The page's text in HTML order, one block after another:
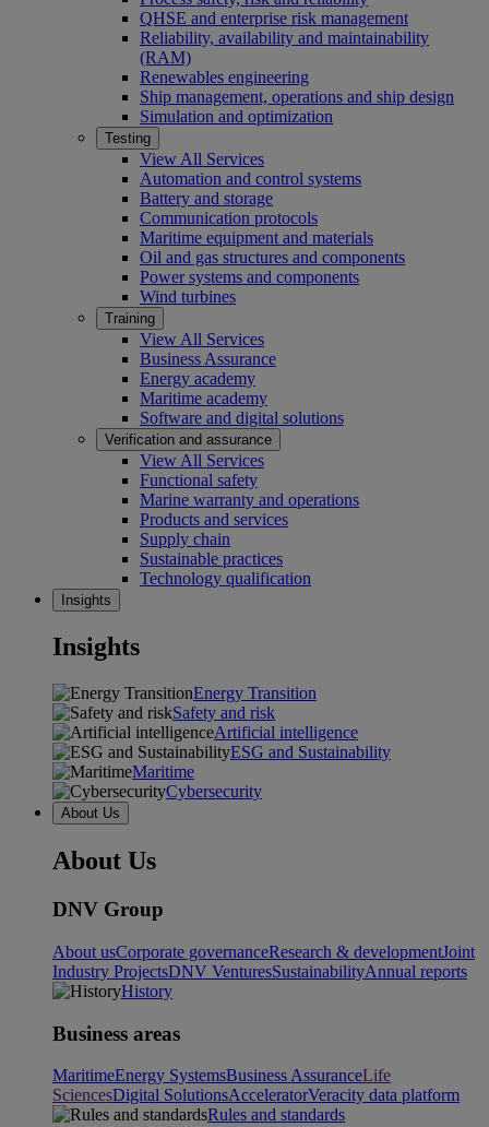
QHSE and enterprise risk management
Reliability, availability and maintainability
(RAM)
Renewables engineering
Ship management, operations and ship design
Simulation and optimization
Testing
View All Services
Automation and control systems
Battery and storage
Communication protocols
Maritime equipment and materials
Oil and gas structures and components
Power systems and components
Wind turbines
Training
View All Services
Business Assurance
Energy academy
Maritime academy
Software and digital solutions
Verification and assurance
View All Services
Functional safety
Marine warranty and operations
Products and services
Supply chain
Sustainable practices
Technology qualification
Insights
Insights
Energy Transition
Safety and risk
Artificial intelligence
ESG and Sustainability
Maritime
Cybersecurity
About Us
About Us
DNV Group
About usCorporate governanceResearch & developmentJoint
Industry ProjectsDNV VenturesSustainabilityAnnual reports
History
Business areas
MaritimeEnergy SystemsBusiness AssuranceLife
SciencesDigital SolutionsAcceleratorVeracity data platform
Rules and standards